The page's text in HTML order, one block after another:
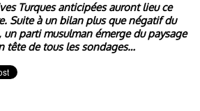
Turques anticipées auront lieu ce
Suite à un bilan plus que négatif du
parti musulman émerge du paysage
tête de tous les sondages…